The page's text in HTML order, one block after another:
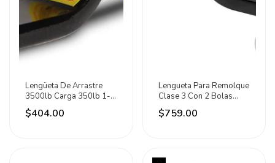
Lengüeta De Arrastre
3500lb Carga 350lb 1-
1/4 PuLG Mikels Negro
$404.00
Lengueta Para Remolque
Clase 3 Con 2 Bolas
Dogotuls
$759.00